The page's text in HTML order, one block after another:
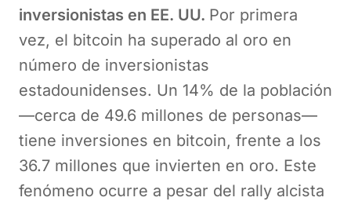
inversionistas en EE. UU. Por primera
vez, el bitcoin ha superado al oro en
número de inversionistas
estadounidenses. Un 14% de la población
—cerca de 49.6 millones de personas—
tiene inversiones en bitcoin, frente a los
36.7 millones que invierten en oro. Este
fenómeno ocurre a pesar del rally alcista